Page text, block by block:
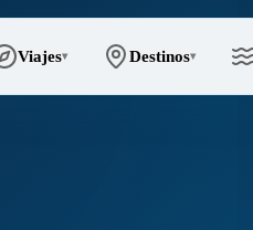
Viajes▾ Destinos▾